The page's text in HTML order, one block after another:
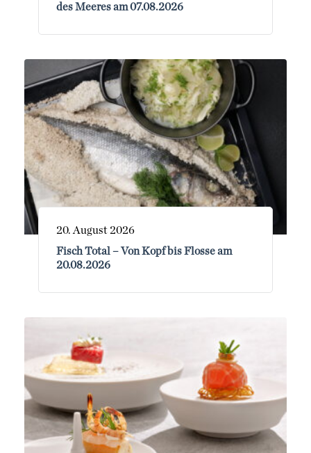
des Meeres am 07.08.2026
20. August 2026
Fisch Total – Von Kopf bis Flosse am
20.08.2026